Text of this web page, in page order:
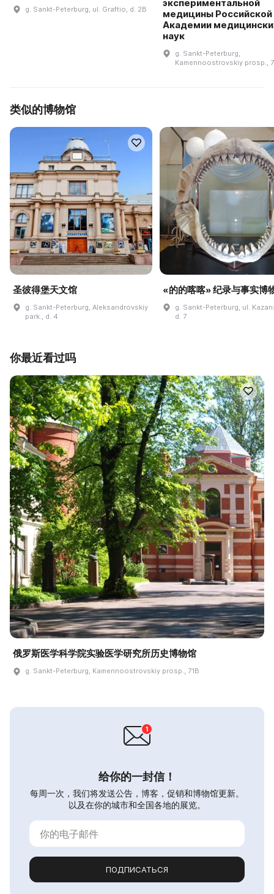
g. Sankt-Peterburg, ul. Graftio, d. 2B
экспериментальной
медицины Российской
Академии
наук
g. Sankt-Peterburg,
Kamennoostrovskiy prosp.,
类似的博物馆
圣彼得堡天文馆
g. Sankt-Peterburg, Aleksandrovskiy
park., d. 4
«的的喀喀» 纪录与事实博
g. Sankt-Peterburg, ul.
d. 7
你最近看过吗
俄罗斯医学科学院实验医学研究所历史博物馆
g. Sankt-Peterburg, Kamennoostrovskiy prosp., 71B
给你的一封信！
每周一次，我们将发送公告，博客，促销和博物馆更新。
以及在你的城市和全国各地的展览。
ПОДПИСАТЬСЯ